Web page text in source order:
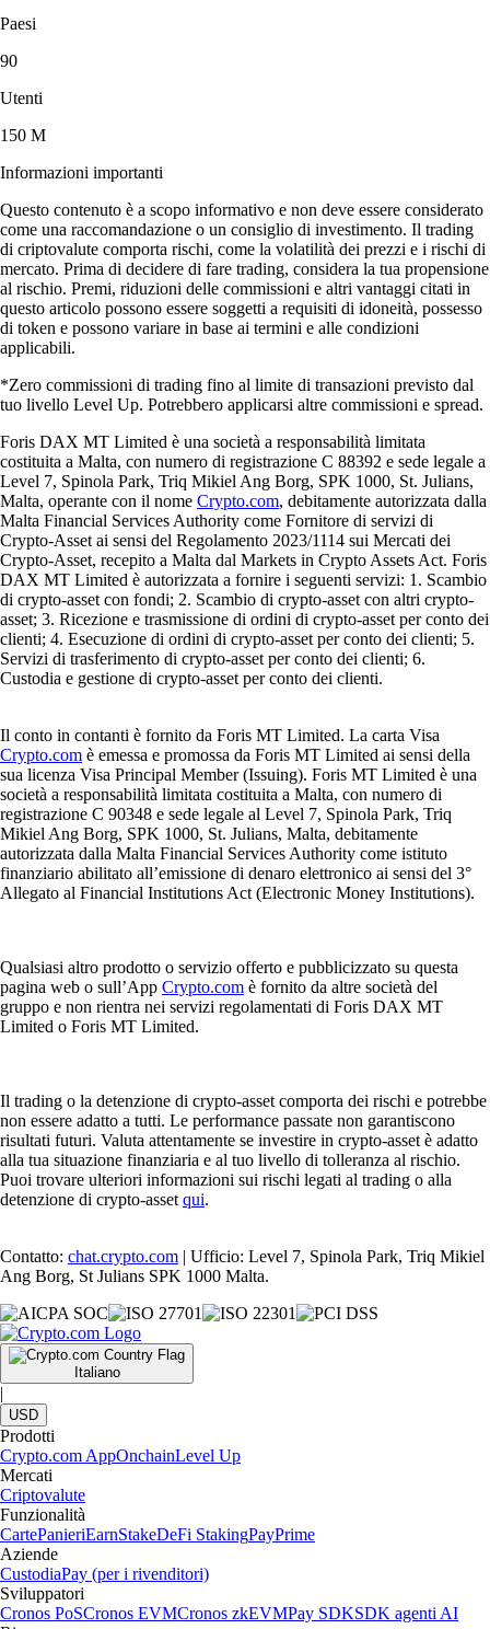
Paesi
90
Utenti
150 M
Informazioni importanti
Questo contenuto è a scopo informativo e non deve essere considerato
come una raccomandazione o un consiglio di investimento. Il trading
di criptovalute comporta rischi, come la volatilità dei prezzi e i rischi di
mercato. Prima di decidere di fare trading, considera la tua propensione
al rischio. Premi, riduzioni delle commissioni e altri vantaggi citati in
questo articolo possono essere soggetti a requisiti di idoneità, possesso
di token e possono variare in base ai termini e alle condizioni
applicabili.
*Zero commissioni di trading fino al limite di transazioni previsto dal
tuo livello Level Up. Potrebbero applicarsi altre commissioni e spread.
Foris DAX MT Limited è una società a responsabilità limitata
costituita a Malta, con numero di registrazione C 88392 e sede legale a
Level 7, Spinola Park, Triq Mikiel Ang Borg, SPK 1000, St. Julians,
Malta, operante con il nome Crypto.com, debitamente autorizzata dalla
Malta Financial Services Authority come Fornitore di servizi di
Crypto-Asset ai sensi del Regolamento 2023/1114 sui Mercati dei
Crypto-Asset, recepito a Malta dal Markets in Crypto Assets Act. Foris
DAX MT Limited è autorizzata a fornire i seguenti servizi: 1. Scambio
di crypto-asset con fondi; 2. Scambio di crypto-asset con altri crypto-
asset; 3. Ricezione e trasmissione di ordini di crypto-asset per conto dei
clienti; 4. Esecuzione di ordini di crypto-asset per conto dei clienti; 5.
Servizi di trasferimento di crypto-asset per conto dei clienti; 6.
Custodia e gestione di crypto-asset per conto dei clienti.
Il conto in contanti è fornito da Foris MT Limited. La carta Visa
Crypto.com è emessa e promossa da Foris MT Limited ai sensi della
sua licenza Visa Principal Member (Issuing). Foris MT Limited è una
società a responsabilità limitata costituita a Malta, con numero di
registrazione C 90348 e sede legale al Level 7, Spinola Park, Triq
Mikiel Ang Borg, SPK 1000, St. Julians, Malta, debitamente
autorizzata dalla Malta Financial Services Authority come istituto
finanziario abilitato all’emissione di denaro elettronico ai sensi del 3°
Allegato al Financial Institutions Act (Electronic Money Institutions).
Qualsiasi altro prodotto o servizio offerto e pubblicizzato su questa
pagina web o sull’App Crypto.com è fornito da altre società del
gruppo e non rientra nei servizi regolamentati di Foris DAX MT
Limited o Foris MT Limited.
Il trading o la detenzione di crypto-asset comporta dei rischi e potrebbe
non essere adatto a tutti. Le performance passate non garantiscono
risultati futuri. Valuta attentamente se investire in crypto-asset è adatto
alla tua situazione finanziaria e al tuo livello di tolleranza al rischio.
Puoi trovare ulteriori informazioni sui rischi legati al trading o alla
detenzione di crypto-asset qui.
Contatto: chat.crypto.com | Ufficio: Level 7, Spinola Park, Triq Mikiel
Ang Borg, St Julians SPK 1000 Malta.
Italiano
|
USD
Prodotti
Crypto.com AppOnchainLevel Up
Mercati
Criptovalute
Funzionalità
CartePanieriEarnStakeDeFi StakingPayPrime
Aziende
CustodiaPay (per i rivenditori)
Sviluppatori
Cronos PoSCronos EVMCronos zkEVMPay SDKSDK agenti AI